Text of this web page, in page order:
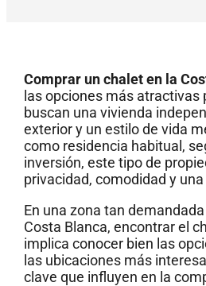
Comprar un chalet en la
las opciones más atractivas
buscan una vivienda
exterior y un estilo de vida
como residencia habitual,
inversión, este tipo de
privacidad, comodidad y
En una zona tan
Costa Blanca, encontrar el
implica conocer bien las
las ubicaciones más
clave que influyen en la